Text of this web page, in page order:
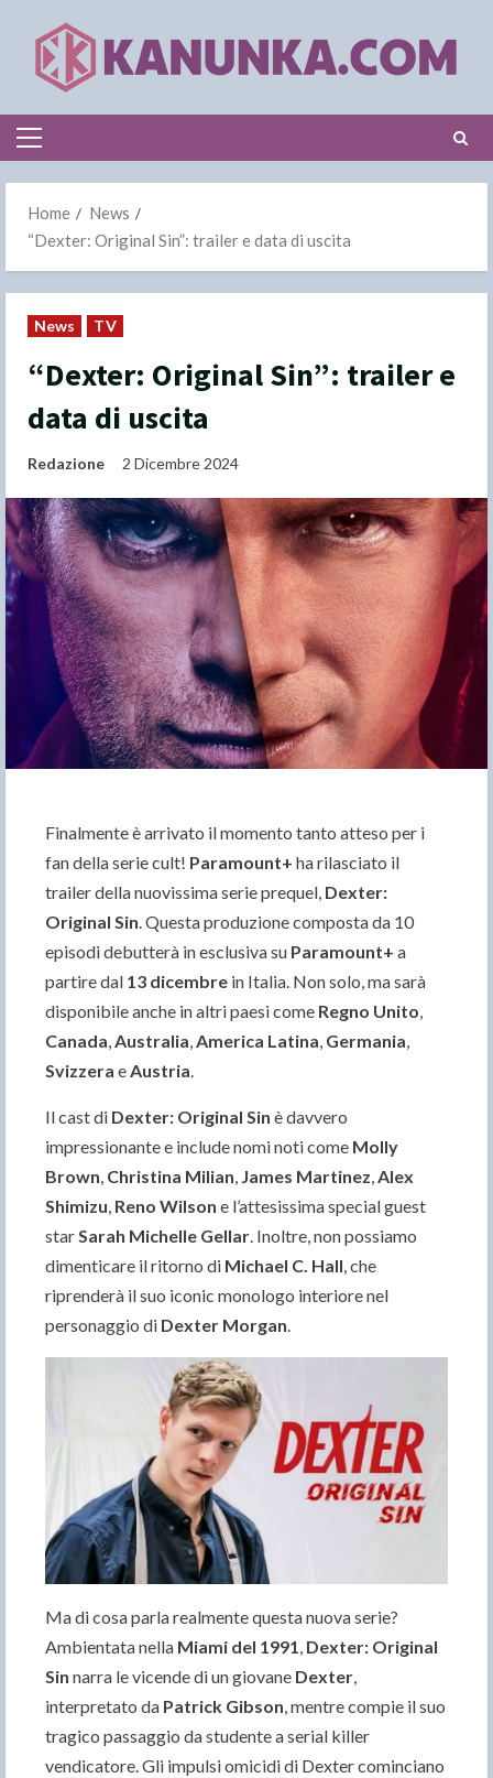
content
Primary
Home
News
“Dexter: Original Sin”: trailer e data di uscita
News TV
“Dexter: Original Sin”: trailer e
data di uscita
Redazione 2 Dicembre 2024
Finalmente è arrivato il momento tanto atteso per i
fan della serie cult! Paramount+ ha rilasciato il
trailer della nuovissima serie prequel, Dexter:
Original Sin. Questa produzione composta da 10
episodi debutterà in esclusiva su Paramount+ a
partire dal 13 dicembre in Italia. Non solo, ma sarà
disponibile anche in altri paesi come Regno Unito,
Canada,Australia,America Latina, Germania,
Svizzera eAustria.
Il cast di Dexter: Original Sin è davvero
impressionante e include nomi noti come Molly
Brown, Christina Milian, James Martinez,Alex
Shimizu, Reno Wilson e l’attesissima special guest
starSarah Michelle Gellar. Inoltre, non possiamo
dimenticare il ritorno di Michael C. Hall, che
riprenderà il suo iconic monologo interiore nel
personaggio di Dexter Morgan.
Ma di cosa parla realmente questa nuova serie?
Ambientata nella Miami del 1991, Dexter: Original
Sin narra le vicende di un giovane Dexter,
interpretato da Patrick Gibson, mentre compie il suo
tragico passaggio da studente a serial killer
vendicatore. Gli impulsi omicidi di Dexter cominciano